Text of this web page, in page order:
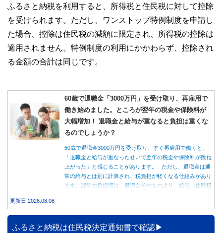
ふるさと納税を利用すると、所得税と住民税に対して控除
を受けられます。ただし、ワンストップ特例制度を申請し
た場合、控除は住民税の減額に限定され、所得税の控除は
適用されません。特例制度の利用にかかわらず、控除され
る金額の合計は同じです。
60歳で退職金「3000万円」を受け取り、再雇用で
働き始めました。ところが翌年の税金や保険料が
大幅増加！ 退職金と給与が重なると負担は重くな
るのでしょうか？
60歳で退職金3000万円を受け取り、すぐ再雇用で働くと、
「退職金と給与が重なったせいで翌年の税金や保険料が跳ね
上がった」と感じることがあります。 ただし、退職金は通
常の給与とは別に計算され、税負担が軽くなる仕組みがあり
ます。翌年の負担増は、退職金そのものより、給与、住民税
更新日:2026.08.08
ふるさと納税は住民税決定通知書で確認